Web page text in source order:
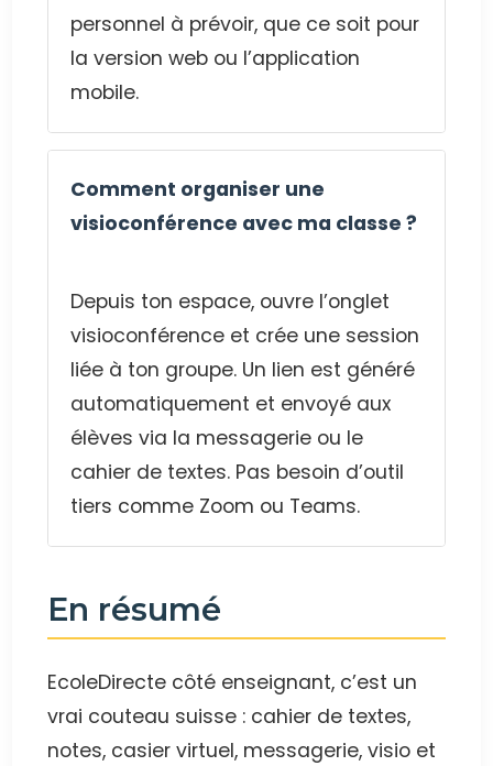
personnel à prévoir, que ce soit pour
la version web ou l’application
mobile.
Comment organiser une
visioconférence avec ma classe ?
Depuis ton espace, ouvre l’onglet
visioconférence et crée une session
liée à ton groupe. Un lien est généré
automatiquement et envoyé aux
élèves via la messagerie ou le
cahier de textes. Pas besoin d’outil
tiers comme Zoom ou Teams.
En résumé
EcoleDirecte côté enseignant, c’est un
vrai couteau suisse : cahier de textes,
notes, casier virtuel, messagerie, visio et